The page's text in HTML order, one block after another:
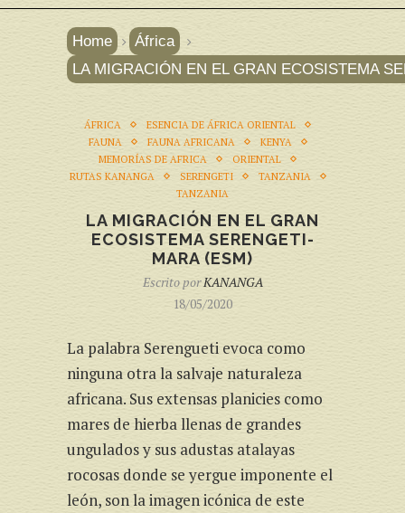
Home
África
LA MIGRACIÓN EN EL GRAN ECOSISTEMA
ÁFRICA
ESENCIA DE ÁFRICA ORIENTAL
FAUNA
FAUNA AFRICANA
KENYA
MEMORÍAS DE AFRICA
ORIENTAL
RUTAS KANANGA
SERENGETI
TANZANIA
TANZANIA
LA MIGRACIÓN EN EL GRAN
ECOSISTEMA SERENGETI-
MARA (ESM)
Escrito porKANANGA
18/05/2020
La palabra Serengueti evoca como
ninguna otra la salvaje naturaleza
africana. Sus extensas planicies como
mares de hierba llenas de grandes
ungulados y sus adustas atalayas
rocosas donde se yergue imponente el
león, son la imagen icónica de este